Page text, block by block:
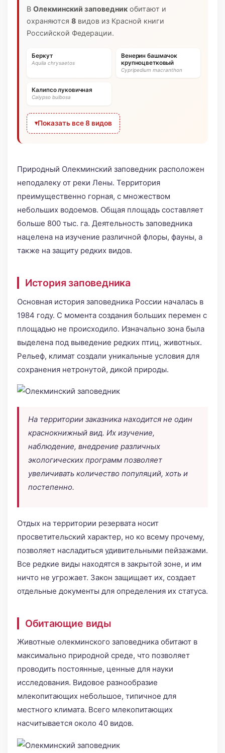
В Олекминский заповедникобитают и
охраняются 8видов из Красной книги
Российской Федерации.
Беркут
Aquila chrysaetos
Венерин башмачок
крупноцветковый
Cypripedium macranthon
Калипсо луковичная
Calypso bulbosa
Показать все 8 видов
Природный Олекминский заповедник расположен
неподалеку от реки Лены. Территория
преимущественно горная, с множеством
небольших водоемов. Общая площадь составляет
больше 800 тыс. га. Деятельность заповедника
нацелена на изучение различной флоры, фауны, а
также на защиту редких видов.
История заповедника
Основная история заповедника России началась в
1984 году. С момента создания больших перемен с
площадью не происходило. Изначально зона была
выделена под выведение редких птиц, животных.
Рельеф, климат создали уникальные условия для
сохранения нетронутой, дикой природы.
На территории заказника находится не один
краснокнижный вид. Их изучение,
наблюдение, внедрение различных
экологических программ позволяет
увеличивать количество популяций, хоть и
постепенно.
Отдых на территории резервата носит
просветительский характер, но ко всему прочему,
позволяет насладиться удивительными пейзажами.
Все редкие виды находятся в закрытой зоне, и им
ничто не угрожает. Закон защищает их, создает
отдельные документы для определения их статуса.
Обитающие виды
Животные олекминского заповедника обитают в
максимально природной среде, что позволяет
проводить постоянные, ценные для науки
исследования. Видовое разнообразие
млекопитающих небольшое, типичное для
местного климата. Всего млекопитающих
насчитывается около 40 видов.